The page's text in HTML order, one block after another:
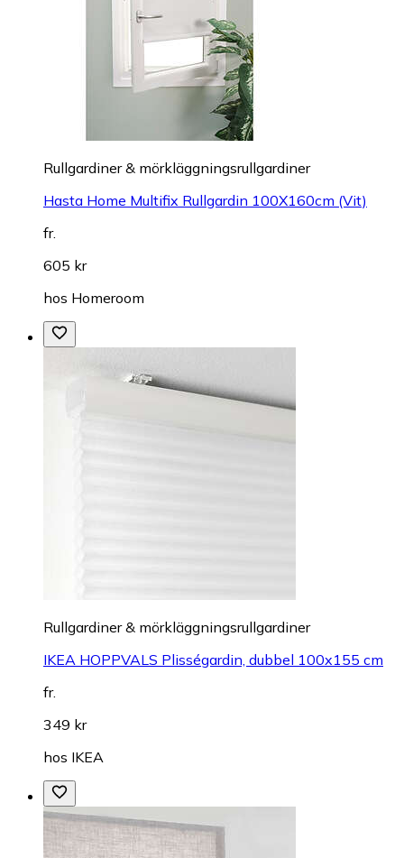
Rullgardiner & mörkläggningsrullgardiner
Hasta Home Multifix Rullgardin 100X160cm (Vit)
fr.
605 kr
hos Homeroom
Rullgardiner & mörkläggningsrullgardiner
IKEA HOPPVALS Plisségardin, dubbel 100x155 cm
fr.
349 kr
hos IKEA